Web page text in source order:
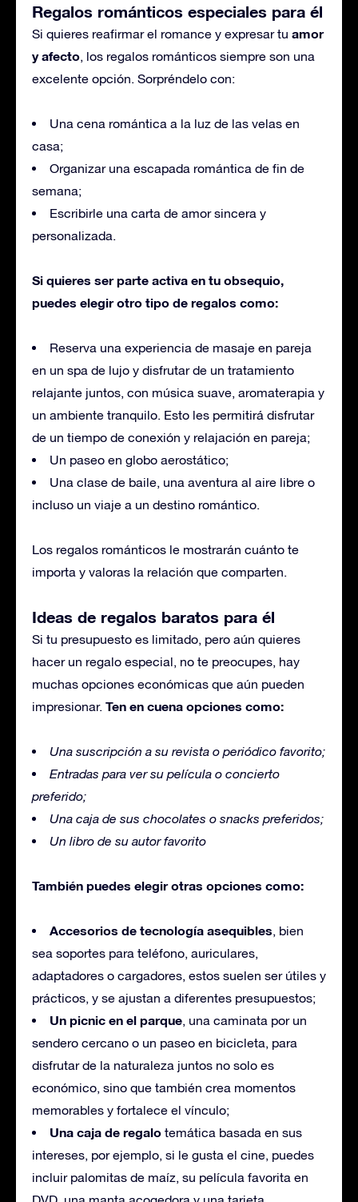
Regalos románticos especiales para él
Si quieres reafirmar el romance y expresar tu amor
y afecto, los regalos románticos siempre son una
excelente opción. Sorpréndelo con:
Una cena romántica a la luz de las velas en
casa;
Organizar una escapada romántica de fin de
semana;
Escribirle una carta de amor sincera y
personalizada.
Si quieres ser parte activa en tu obsequio,
puedes elegir otro tipo de regalos como:
Reserva una experiencia de masaje en pareja
en un spa de lujo y disfrutar de un tratamiento
relajante juntos, con música suave, aromaterapia y
un ambiente tranquilo. Esto les permitirá disfrutar
de un tiempo de conexión y relajación en pareja;
Un paseo en globo aerostático;
Una clase de baile, una aventura al aire libre o
incluso un viaje a un destino romántico.
Los regalos románticos le mostrarán cuánto te
importa y valoras la relación que comparten.
Ideas de regalos baratos para él
Si tu presupuesto es limitado, pero aún quieres
hacer un regalo especial, no te preocupes, hay
muchas opciones económicas que aún pueden
impresionar. Ten en cuena opciones como:
Una suscripción a su revista o periódico favorito;
Entradas para ver su película o concierto
preferido;
Una caja de sus chocolates o snacks preferidos;
Un libro de su autor favorito
También puedes elegir otras opciones como:
Accesorios de tecnología asequibles, bien
sea soportes para teléfono, auriculares,
adaptadores o cargadores, estos suelen ser útiles y
prácticos, y se ajustan a diferentes presupuestos;
Un picnic en el parque, una caminata por un
sendero cercano o un paseo en bicicleta, para
disfrutar de la naturaleza juntos no solo es
económico, sino que también crea momentos
memorables y fortalece el vínculo;
Una caja de regalo temática basada en sus
intereses, por ejemplo, si le gusta el cine, puedes
incluir palomitas de maíz, su película favorita en